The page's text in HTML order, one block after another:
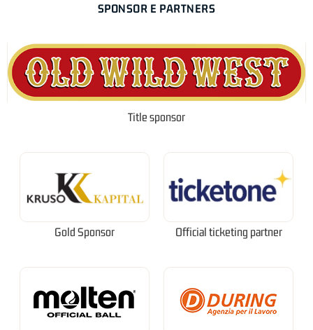
SPONSOR E PARTNERS
Title sponsor
Gold Sponsor Official ticketing partner